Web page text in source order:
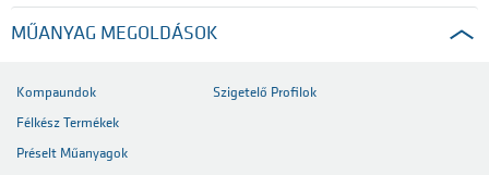
MŰANYAG MEGOLDÁSOK
Kompaundok
Félkész Termékek
Préselt Műanyagok
Szigetelő Profilok